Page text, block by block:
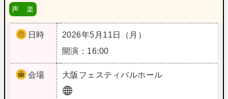
声 楽
日時
2026年5月11日（月）
開演：16:00
会場 大阪 フェスティバルホール